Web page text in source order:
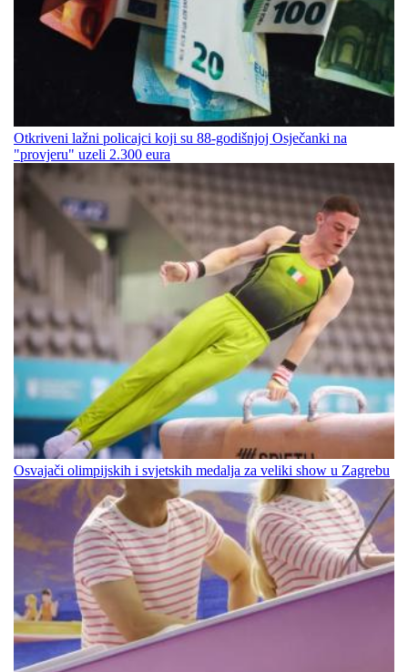
Otkriveni lažni policajci koji su 88-godišnjoj Osječanki na
"provjeru" uzeli 2.300 eura
Osvajači olimpijskih i svjetskih medalja za veliki show u Zagrebu